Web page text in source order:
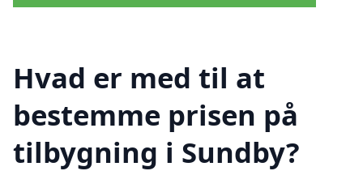
Hvad er med til at
bestemme prisen på
tilbygning i Sundby?